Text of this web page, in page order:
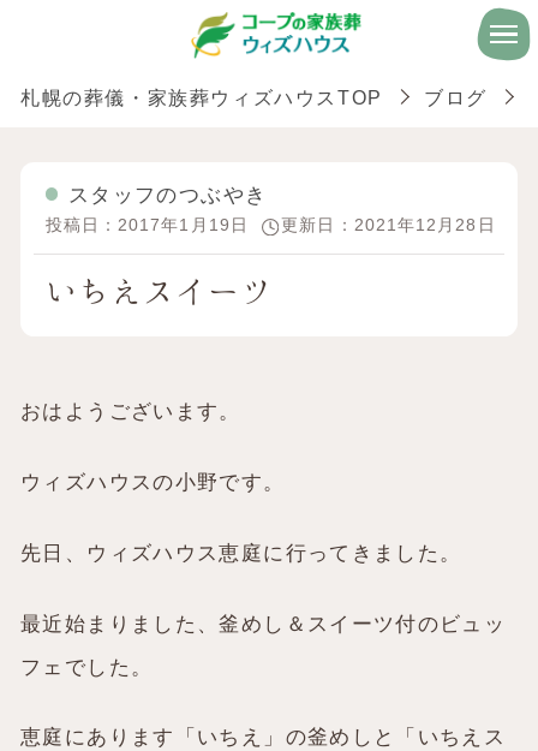
札幌の葬儀・家族葬ウィズハウスTOP ブログ
スタッフのつぶやき
投稿日：2017年1月19日 更新日：2021年12月28日
いちえスイーツ
おはようございます。
ウィズハウスの小野です。
先日、ウィズハウス恵庭に行ってきました。
最近始まりました、釜めし＆スイーツ付のビュッ
フェでした。
恵庭にあります「いちえ」の釜めしと「いちえス